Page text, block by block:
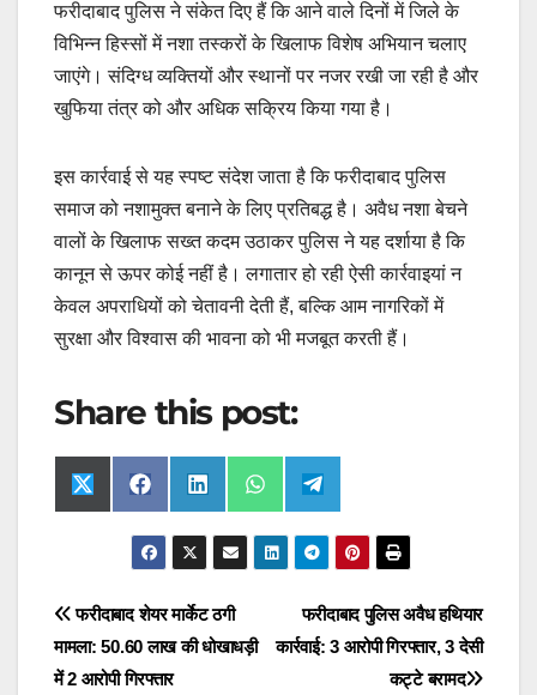
फरीदाबाद पुलिस ने संकेत दिए हैं कि आने वाले दिनों में जिले के
विभिन्न हिस्सों में नशा तस्करों के खिलाफ विशेष अभियान चलाए
जाएंगे। संदिग्ध व्यक्तियों और स्थानों पर नजर रखी जा रही है और
खुफिया तंत्र को और अधिक सक्रिय किया गया है।
इस कार्रवाई से यह स्पष्ट संदेश जाता है कि फरीदाबाद पुलिस
समाज को नशामुक्त बनाने के लिए प्रतिबद्ध है। अवैध नशा बेचने
वालों के खिलाफ सख्त कदम उठाकर पुलिस ने यह दर्शाया है कि
कानून से ऊपर कोई नहीं है। लगातार हो रही ऐसी कार्रवाइयां न
केवल अपराधियों को चेतावनी देती हैं, बल्कि आम नागरिकों में
सुरक्षा और विश्वास की भावना को भी मजबूत करती हैं।
Share this post:
Share
on
X
(
t
e
r
Share
on
F
a
c
e
b
o
k
Share
on
L
i
n
e
I
n
Share
on
W
h
a
t
s
Share
on
T
e
l
g
a
m
Post
navigation
फरीदाबाद पुलिस अवैध हथियार
कार्रवाई: 3 आरोपी गिरफ्तार, 3 देसी
कट्टे बरामद
फरीदाबाद शेयर मार्केट ठगी
मामला: 50.60 लाख की धोखाधड़ी
में 2 आरोपी गिरफ्तार